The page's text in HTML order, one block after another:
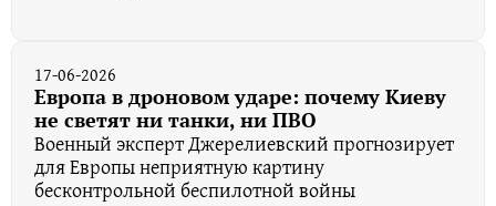
17-06-2026
Европа в дроновом ударе: почему Киеву
не светят ни танки, ни ПВО
Военный эксперт Джерелиевский прогнозирует
для Европы неприятную картину
бесконтрольной беспилотной войны